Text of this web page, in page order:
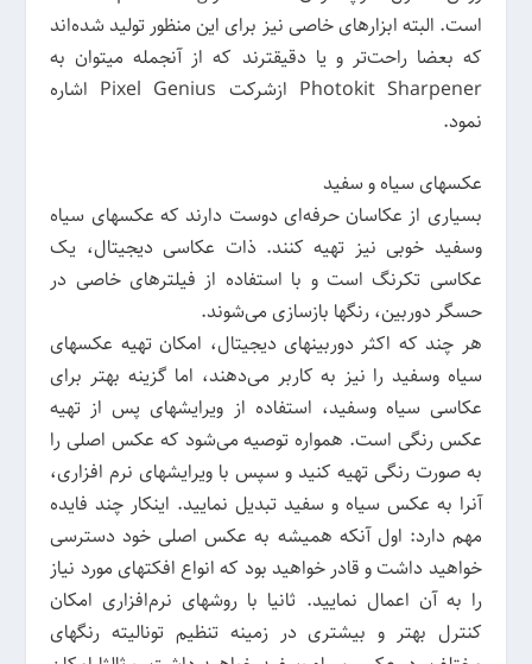
است. البته ابزارهای خاصی نیز برای این منظور تولید شده‌اند
که بعضا راحت‌تر و یا دقیقترند که از آنجمله میتوان به
Photokit Sharpener ازشرکت Pixel Genius اشاره
نمود.
عکسهای سیاه و سفید
بسیاری از عکاسان حرفه‌ای دوست دارند که عکسهای سیاه
وسفید خوبی نیز تهیه کنند. ذات عکاسی دیجیتال، یک
عکاسی تکرنگ است و با استفاده از فیلترهای خاصی در
حسگر دوربین، رنگها بازسازی می‌شوند.
هر چند که اکثر دوربینهای دیجیتال، امکان تهیه عکسهای
سیاه وسفید را نیز به کاربر می‌دهند، اما گزینه بهتر برای
عکاسی سیاه وسفید، استفاده از ویرایشهای پس از تهیه
عکس رنگی است. همواره توصیه می‌شود که عکس اصلی را
به صورت رنگی تهیه کنید و سپس با ویرایشهای نرم افزاری،
آنرا به عکس سیاه‌ و سفید تبدیل نمایید. اینکار چند فایده
مهم دارد: اول آنکه همیشه به عکس اصلی خود دسترسی
خواهید داشت و قادر خواهید بود که انواع افکتهای مورد نیاز
را به آن اعمال نمایید. ثانیا با روشهای نرم‌افزاری امکان
کنترل بهتر و بیشتری در زمینه تنظیم تونالیته رنگهای